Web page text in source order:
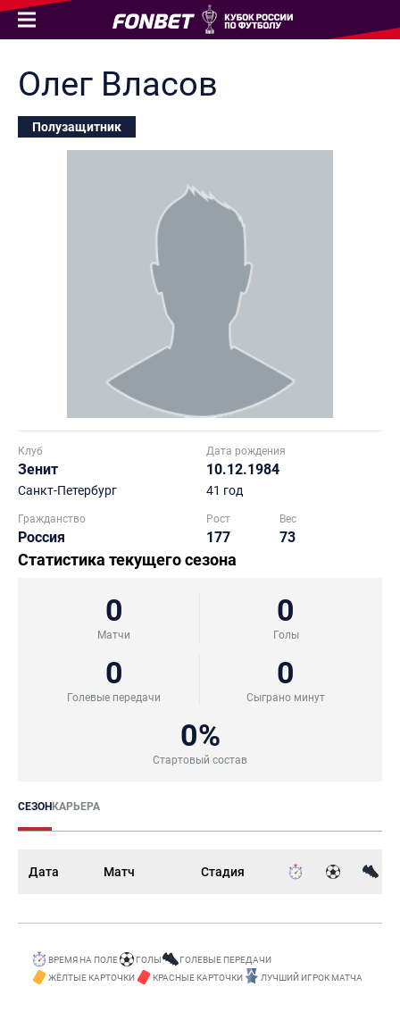
Олег Власов
Полузащитник
Клуб
Зенит
Санкт-Петербург
Дата рождения
10.12.1984
41 год
Гражданство
Россия
Рост
177
Вес
73
Статистика текущего сезона
0
Матчи
0
Голы
0
Голевые передачи
0
Сыграно минут
0%
Стартовый состав
СЕЗОНКАРЬЕРА
Дата Матч Стадия
ВРЕМЯ НА ПОЛЕ ГОЛЫ
ГОЛЕВЫЕ ПЕРЕДАЧИ
ЖЁЛТЫЕ КАРТОЧКИ
КРАСНЫЕ КАРТОЧКИ ЛУЧШИЙ ИГРОК МАТЧА